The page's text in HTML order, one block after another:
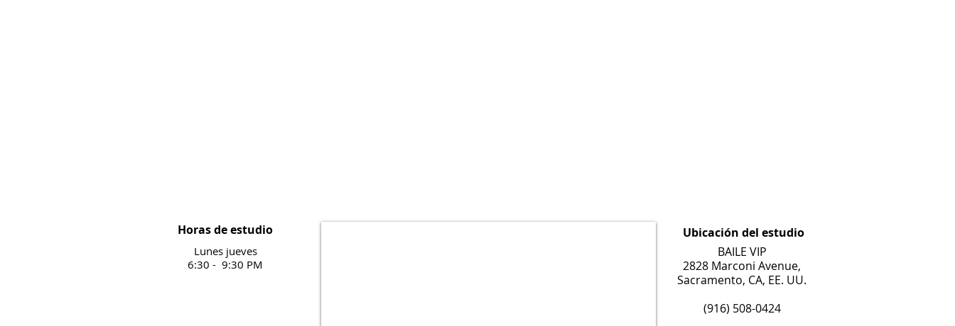
Horas de estudio
Lunes jueves
6:30 - 9:30 PM
Ubicación del estudio
BAILE VIP
2828 Marconi Avenue,
Sacramento, CA, EE. UU.
(916) 508-0424